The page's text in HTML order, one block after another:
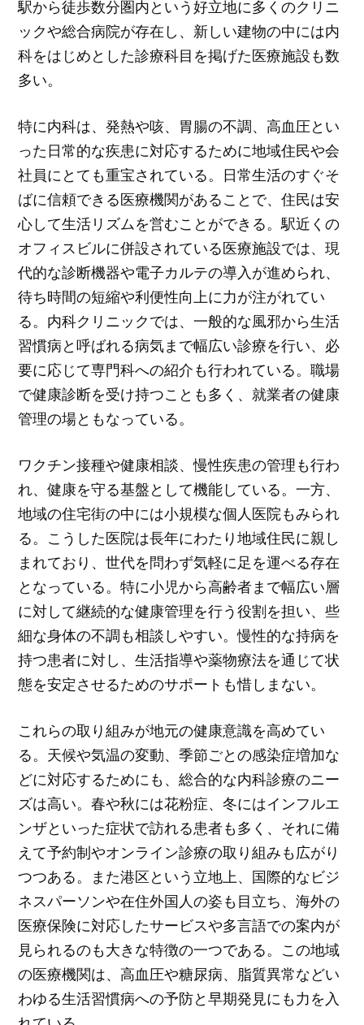
駅から徒歩数分圏内という好立地に多くのクリニ
ックや総合病院が存在し、新しい建物の中には内
科をはじめとした診療科目を掲げた医療施設も数
多い。
特に内科は、発熱や咳、胃腸の不調、高血圧とい
った日常的な疾患に対応するために地域住民や会
社員にとても重宝されている。日常生活のすぐそ
ばに信頼できる医療機関があることで、住民は安
心して生活リズムを営むことができる。駅近くの
オフィスビルに併設されている医療施設では、現
代的な診断機器や電子カルテの導入が進められ、
待ち時間の短縮や利便性向上に力が注がれてい
る。内科クリニックでは、一般的な風邪から生活
習慣病と呼ばれる病気まで幅広い診療を行い、必
要に応じて専門科への紹介も行われている。職場
で健康診断を受け持つことも多く、就業者の健康
管理の場ともなっている。
ワクチン接種や健康相談、慢性疾患の管理も行わ
れ、健康を守る基盤として機能している。一方、
地域の住宅街の中には小規模な個人医院もみられ
る。こうした医院は長年にわたり地域住民に親し
まれており、世代を問わず気軽に足を運べる存在
となっている。特に小児から高齢者まで幅広い層
に対して継続的な健康管理を行う役割を担い、些
細な身体の不調も相談しやすい。慢性的な持病を
持つ患者に対し、生活指導や薬物療法を通じて状
態を安定させるためのサポートも惜しまない。
これらの取り組みが地元の健康意識を高めてい
る。天候や気温の変動、季節ごとの感染症増加な
どに対応するためにも、総合的な内科診療のニー
ズは高い。春や秋には花粉症、冬にはインフルエ
ンザといった症状で訪れる患者も多く、それに備
えて予約制やオンライン診療の取り組みも広がり
つつある。また港区という立地上、国際的なビジ
ネスパーソンや在住外国人の姿も目立ち、海外の
医療保険に対応したサービスや多言語での案内が
見られるのも大きな特徴の一つである。この地域
の医療機関は、高血圧や糖尿病、脂質異常などい
わゆる生活習慣病への予防と早期発見にも力を入